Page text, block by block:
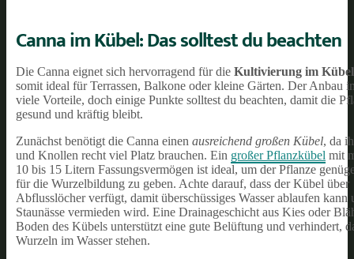
Canna im Kübel: Das solltest du beachten
Die Canna eignet sich hervorragend für die Kultivierung im Kübel
somit ideal für Terrassen, Balkone oder kleine Gärten. Der Anbau
viele Vorteile, doch einige Punkte solltest du beachten, damit die
gesund und kräftig bleibt.
Zunächst benötigt die Canna einen ausreichend großen Kübel, da
und Knollen recht viel Platz brauchen. Ein großer Pflanzkübel mit
10 bis 15 Litern Fassungsvermögen ist ideal, um der Pflanze
für die Wurzelbildung zu geben. Achte darauf, dass der Kübel über
Abflusslöcher verfügt, damit überschüssiges Wasser ablaufen kann
Staunässe vermieden wird. Eine Drainageschicht aus Kies oder
Boden des Kübels unterstützt eine gute Belüftung und verhindert,
Wurzeln im Wasser stehen.